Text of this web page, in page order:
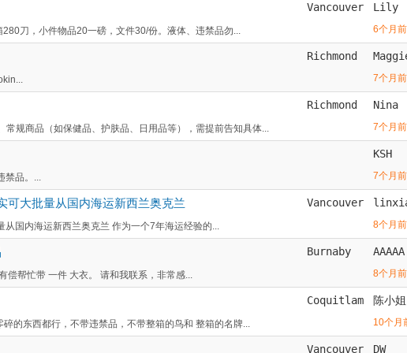
刀，小件物品20一磅，文件30/份。液体、违禁品勿...
Vancouver Lily
6个月前
Richmond
7个月前
规商品（如保健品、护肤品、日用品等），需提前告知具体...
Richmond Nina
7个月前
品。...
KSH
7个月前
可大批量从国内海运新西兰奥克兰
国内海运新西兰奥克兰 作为一个7年海运经验的...
Vancouver
8个月前
帮忙带 一件 大衣。 请和我联系，非常感...
Burnaby AAAAA
8个月前
的东西都行，不带违禁品，不带整箱的鸟和 整箱的名牌...
Coquitlam 陈小姐
10个月
Vancouver DW